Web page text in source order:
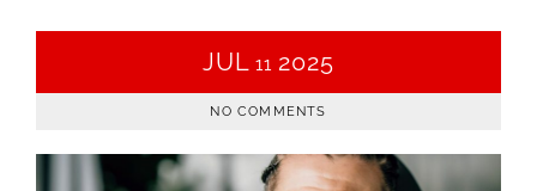
JUL 11 2025
NO COMMENTS